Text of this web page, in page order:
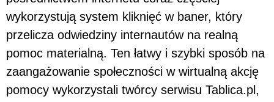
wykorzystują system kliknięć w baner, który
przelicza odwiedziny internautów na realną
pomoc materialną. Ten łatwy i szybki sposób na
zaangażowanie społeczności w wirtualną akcję
pomocy wykorzystali twórcy serwisu Tablica.pl,